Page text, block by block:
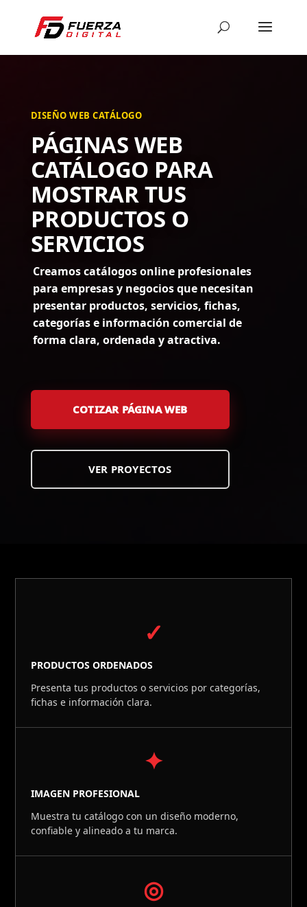
DISEÑO WEB CATÁLOGO
PÁGINAS WEB
CATÁLOGO PARA
MOSTRAR TUS
PRODUCTOS O
SERVICIOS
Creamos catálogos online profesionales
para empresas y negocios que necesitan
presentar productos, servicios, fichas,
categorías e información comercial de
forma clara, ordenada y atractiva.
COTIZAR PÁGINA WEB
VER PROYECTOS
✓
PRODUCTOS ORDENADOS
Presenta tus productos o servicios por categorías,
fichas e información clara.
✦
IMAGEN PROFESIONAL
Muestra tu catálogo con un diseño moderno,
confiable y alineado a tu marca.
◎